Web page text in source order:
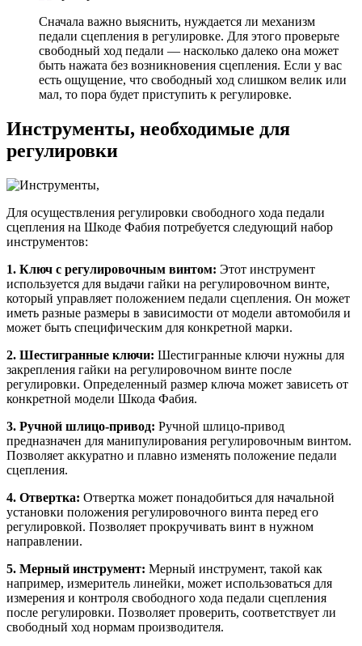
Сначала важно выяснить, нуждается ли механизм
педали сцепления в регулировке. Для этого проверьте
свободный ход педали — насколько далеко она может
быть нажата без возникновения сцепления. Если у вас
есть ощущение, что свободный ход слишком велик или
мал, то пора будет приступить к регулировке.
Инструменты, необходимые для
регулировки
Для осуществления регулировки свободного хода педали
сцепления на Шкоде Фабия потребуется следующий набор
инструментов:
1. Ключ с регулировочным винтом: Этот инструмент
используется для выдачи гайки на регулировочном винте,
который управляет положением педали сцепления. Он может
иметь разные размеры в зависимости от модели автомобиля и
может быть специфическим для конкретной марки.
2. Шестигранные ключи: Шестигранные ключи нужны для
закрепления гайки на регулировочном винте после
регулировки. Определенный размер ключа может зависеть от
конкретной модели Шкода Фабия.
3. Ручной шлицо-привод: Ручной шлицо-привод
предназначен для манипулирования регулировочным винтом.
Позволяет аккуратно и плавно изменять положение педали
сцепления.
4. Отвертка: Отвертка может понадобиться для начальной
установки положения регулировочного винта перед его
регулировкой. Позволяет прокручивать винт в нужном
направлении.
5. Мерный инструмент: Мерный инструмент, такой как
например, измеритель линейки, может использоваться для
измерения и контроля свободного хода педали сцепления
после регулировки. Позволяет проверить, соответствует ли
свободный ход нормам производителя.